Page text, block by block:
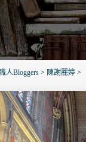
人Bloggers > 陳謝麗婷 >